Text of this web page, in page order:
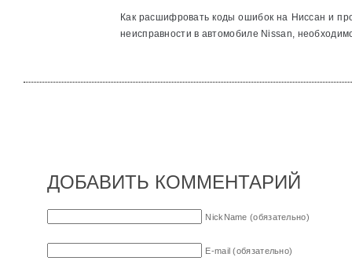
Как расшифровать коды ошибок на Ниссан и
неисправности в автомобиле Nissan,
ДОБАВИТЬ КОММЕНТАРИЙ
NickName (обязательно)
E-mail (обязательно)